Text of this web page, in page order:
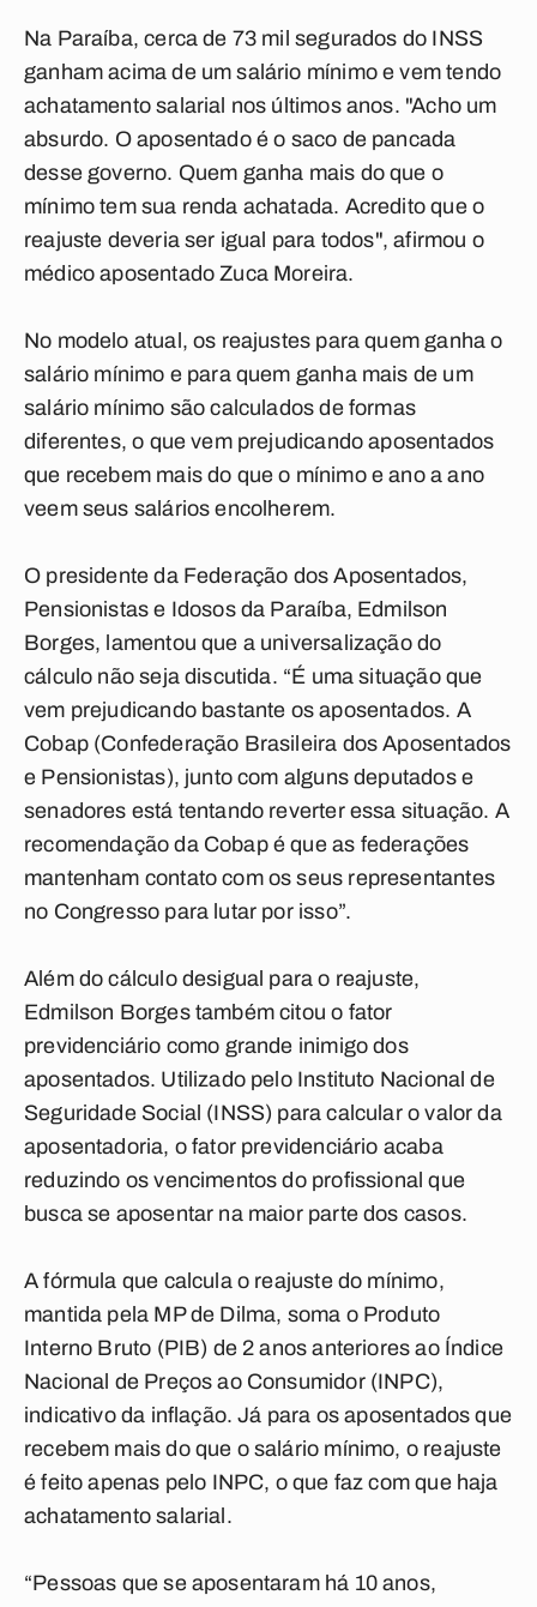
Na Paraíba, cerca de 73 mil segurados do INSS
ganham acima de um salário mínimo e vem tendo
achatamento salarial nos últimos anos. "Acho um
absurdo. O aposentado é o saco de pancada
desse governo. Quem ganha mais do que o
mínimo tem sua renda achatada. Acredito que o
reajuste deveria ser igual para todos", afirmou o
médico aposentado Zuca Moreira.
No modelo atual, os reajustes para quem ganha o
salário mínimo e para quem ganha mais de um
salário mínimo são calculados de formas
diferentes, o que vem prejudicando aposentados
que recebem mais do que o mínimo e ano a ano
veem seus salários encolherem.
O presidente da Federação dos Aposentados,
Pensionistas e Idosos da Paraíba, Edmilson
Borges, lamentou que a universalização do
cálculo não seja discutida. “É uma situação que
vem prejudicando bastante os aposentados. A
Cobap (Confederação Brasileira dos Aposentados
e Pensionistas), junto com alguns deputados e
senadores está tentando reverter essa situação. A
recomendação da Cobap é que as federações
mantenham contato com os seus representantes
no Congresso para lutar por isso”.
Além do cálculo desigual para o reajuste,
Edmilson Borges também citou o fator
previdenciário como grande inimigo dos
aposentados. Utilizado pelo Instituto Nacional de
Seguridade Social (INSS) para calcular o valor da
aposentadoria, o fator previdenciário acaba
reduzindo os vencimentos do profissional que
busca se aposentar na maior parte dos casos.
A fórmula que calcula o reajuste do mínimo,
mantida pela MP de Dilma, soma o Produto
Interno Bruto (PIB) de 2 anos anteriores ao Índice
Nacional de Preços ao Consumidor (INPC),
indicativo da inflação. Já para os aposentados que
recebem mais do que o salário mínimo, o reajuste
é feito apenas pelo INPC, o que faz com que haja
achatamento salarial.
“Pessoas que se aposentaram há 10 anos,